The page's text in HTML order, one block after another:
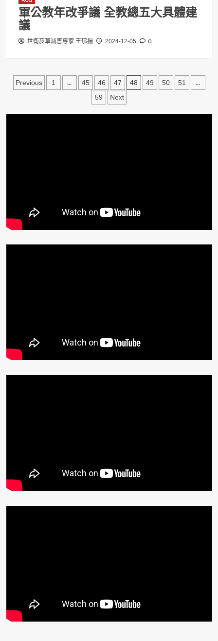
軍公教年改爭議 全教總五大具體建
議
世衛菸草減害專家 王郁揚 2024-12-05 0
文
分
Previous 1 ... 45 46 47 48 49 50 51 ...
59 Next